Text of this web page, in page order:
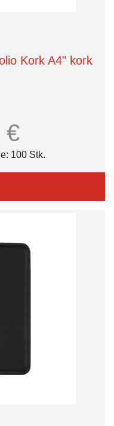
Kork A4" kork
€
100 Stk.